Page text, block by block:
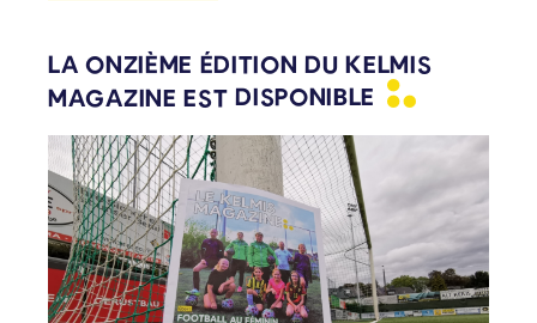
LA ONZIÈME ÉDITION DU KELMIS
MAGAZINE ESTDISPONIBLE